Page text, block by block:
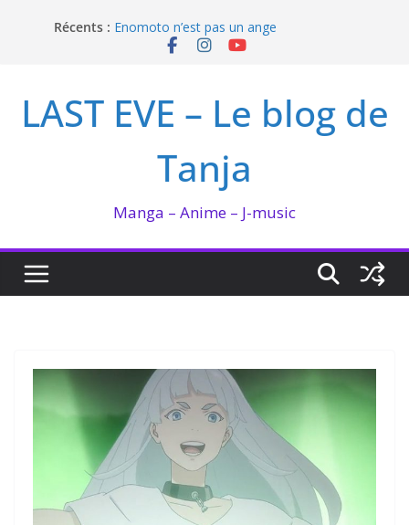
Récents : Enomoto n’est pas un ange
QUEEN BEE enflamme le Bataclan
I’m not in love de Zeniko Sumiya
LAST EVE – Le blog de
Tanja
Manga – Anime – J-music